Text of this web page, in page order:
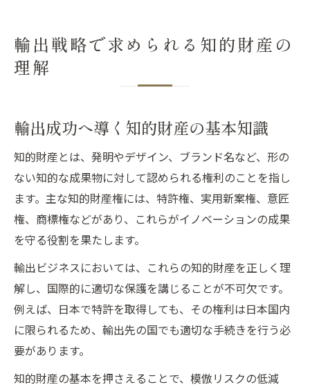
輸出戦略で求められる知的財産の
理解
輸出成功へ導く知的財産の基本知識
知的財産とは、発明やデザイン、ブランド名など、形の
ない知的な成果物に対して認められる権利のことを指し
ます。主な知的財産権には、特許権、実用新案権、意匠
権、商標権などがあり、これらがイノベーションの成果
を守る役割を果たします。
輸出ビジネスにおいては、これらの知的財産を正しく理
解し、国際的に適切な保護を講じることが不可欠です。
例えば、日本で特許を取得しても、その権利は日本国内
に限られるため、輸出先の国でも適切な手続きを行う必
要があります。
知的財産の基本を押さえることで、模倣リスクの低減